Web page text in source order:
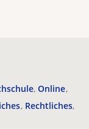
Online
Rechtliches